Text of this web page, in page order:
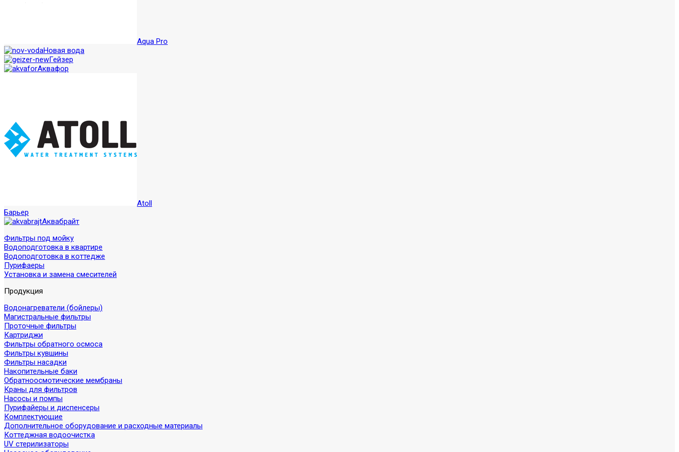
Aqua Pro
Новая вода
Гейзер
Аквафор
Atoll
Барьер
Аквабрайт
Фильтры под мойку
Водоподготовка в квартире
Водоподготовка в коттедже
Пурифаеры
Установка и замена смесителей
Продукция
Водонагреватели (бойлеры)
Магистральные фильтры
Проточные фильтры
Картриджи
Фильтры обратного осмоса
Фильтры кувшины
Фильтры насадки
Накопительные баки
Обратноосмотические мембраны
Краны для фильтров
Насосы и помпы
Пурифайеры и диспенсеры
Комплектующие
Дополнительное оборудование и расходные материалы
Коттеджная водоочистка
UV стерилизаторы